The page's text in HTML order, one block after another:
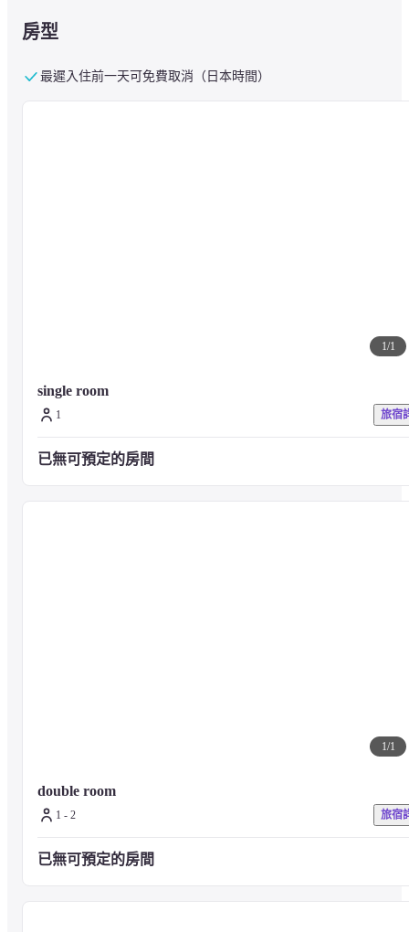
“岡山早餐”，隨時提供40種日式和西式功能表
3.咖啡外賣是可以的
“早餐後，我想在我的房間裡喝杯咖啡。”
間，還將其用於您早上在該地區散步。
・乘汽車
從岡山IC到國道53號線 開車約20分鐘
房型
最遲入住前一天可免費取消（日本時間）
1/1
single room
1 旅宿
已無可預定的房間
1/1
double room
1 - 2 旅宿
已無可預定的房間